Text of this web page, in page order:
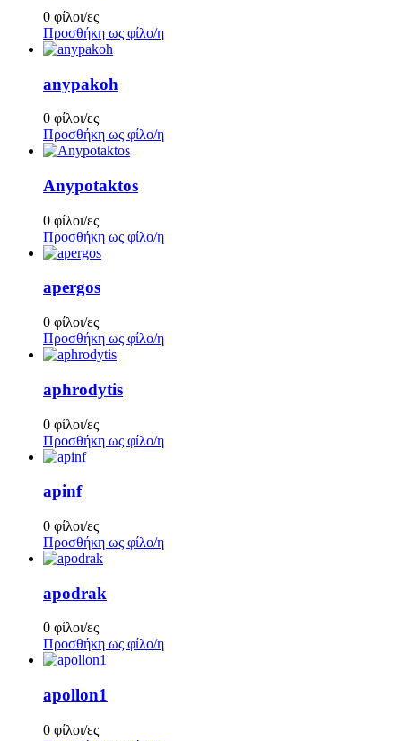
0 φίλοι/ες
Προσθήκη ως φίλο/η
anypakoh
0 φίλοι/ες
Προσθήκη ως φίλο/η
Anypotaktos
0 φίλοι/ες
Προσθήκη ως φίλο/η
apergos
0 φίλοι/ες
Προσθήκη ως φίλο/η
aphrodytis
0 φίλοι/ες
Προσθήκη ως φίλο/η
apinf
0 φίλοι/ες
Προσθήκη ως φίλο/η
apodrak
0 φίλοι/ες
Προσθήκη ως φίλο/η
apollon1
0 φίλοι/ες